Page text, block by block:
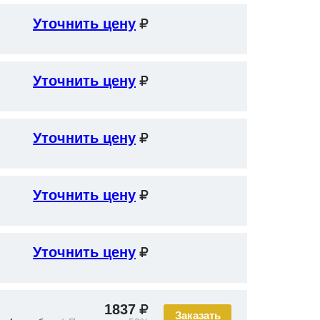
Уточнить цену
Уточнить цену
Уточнить цену
Уточнить цену
Уточнить цену
Заказать
1837